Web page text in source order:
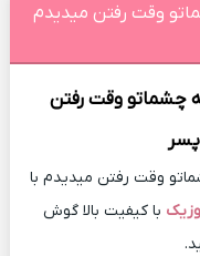
وقت رفتن میدیدم
چشماتو وقت رفتن
وقت رفتن میدیدم با
با کیفیت بالا گوش